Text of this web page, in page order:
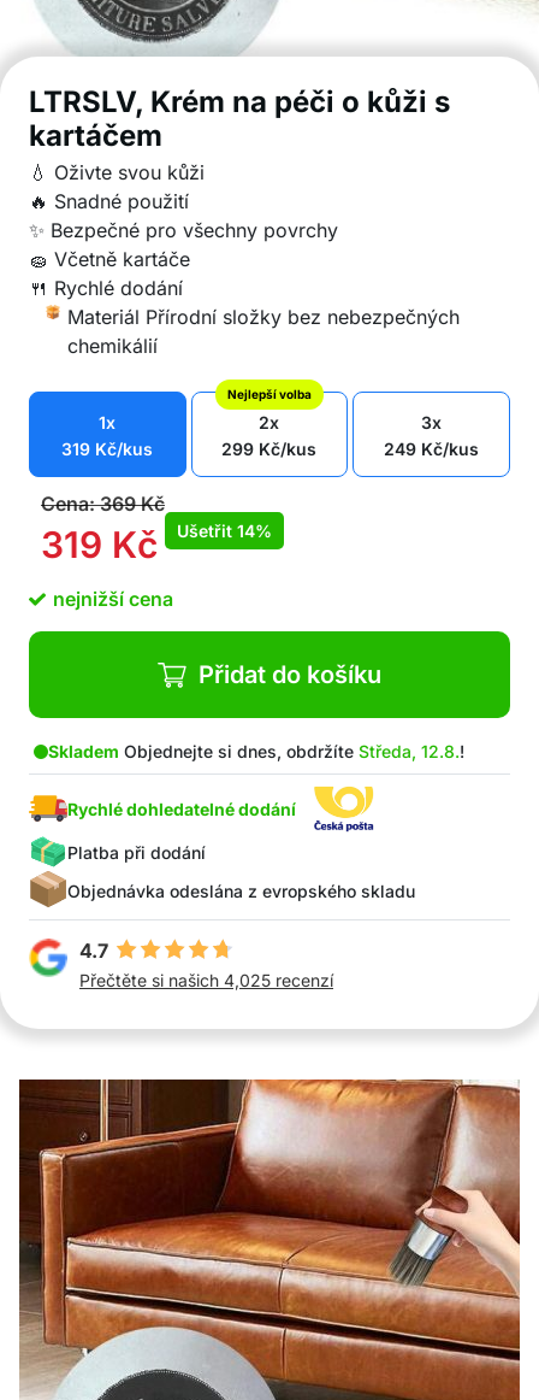
LTRSLV, Krém na péči o kůži s
kartáčem
💧 Oživte svou kůži
🔥 Snadné použití
✨ Bezpečné pro všechny povrchy
🧽 Včetně kartáče
🍴 Rychlé dodání
Materiál Přírodní složky bez nebezpečných
chemikálií
1x
319 Kč/kus
Nejlepší volba
2x
299 Kč/kus
3x
249 Kč/kus
Cena:369Kč
319 Kč Ušetřit 14%
nejnižší cena
Přidat do košíku
Skladem Objednejte si dnes, obdržíte Středa, 12.8.!
Rychlé dohledatelné dodání
Platba při dodání
Objednávka odeslána z evropského skladu
4.7
Přečtěte si našich 4,025 recenzí